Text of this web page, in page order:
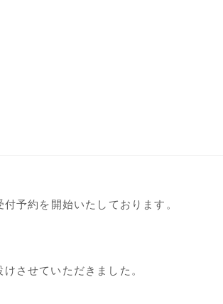
付予約を開始いたしております。
させていただきました。